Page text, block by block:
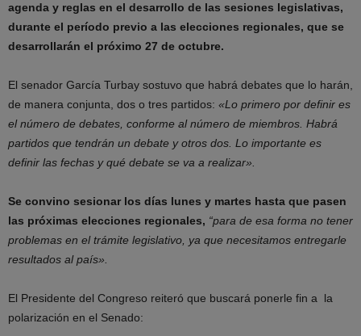
agenda y reglas en el desarrollo de las sesiones legislativas,
durante el período previo a las elecciones regionales, que se
desarrollarán el próximo 27 de octubre.
El senador García Turbay sostuvo que habrá debates que lo harán,
de manera conjunta, dos o tres partidos: «Lo primero por definir es
el número de debates, conforme al número de miembros. Habrá
partidos que tendrán un debate y otros dos. Lo importante es
definir las fechas y qué debate se va a realizar».
Se convino sesionar los días lunes y martes hasta que pasen
las próximas elecciones regionales, “para de esa forma no tener
problemas en el trámite legislativo, ya que necesitamos entregarle
resultados al país».
El Presidente del Congreso reiteró que buscará ponerle fin a la
polarización en el Senado: